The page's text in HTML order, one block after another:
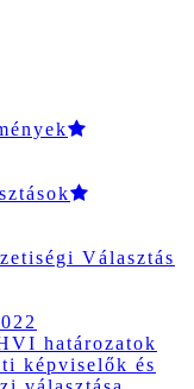
Választás
határozatok
képviselők és